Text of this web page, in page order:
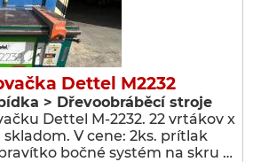
Dettel M2232
> Dřevoobráběcí stroje
Dettel M-2232. 22 vrtákov x
V cene: 2ks. prítlak
bočné systém na skru …